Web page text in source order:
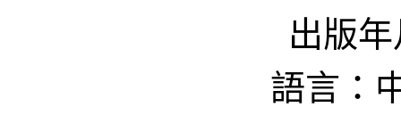
出版
語言：